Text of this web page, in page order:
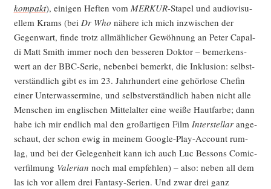
kom­pakt), eini­gen Hef­ten vom MERKUR-Sta­pel und audio­vi­su­
el­lem Krams (bei Dr Who nähe­re ich mich inzwi­schen der
Gegen­wart, fin­de trotz all­mäh­li­cher Gewöh­nung an Peter Capal­
di Matt Smith immer noch den bes­se­ren Dok­tor – bemer­kens­
wert an der BBC-Serie, neben­bei bemerkt, die Inklu­si­on: selbst­
ver­ständ­lich gibt es im 23. Jahr­hun­dert eine gehör­lo­se Che­fin
einer Unter­was­ser­mi­ne, und selbst­ver­ständ­lich haben nicht alle
Men­schen im eng­li­schen Mit­tel­al­ter eine wei­ße Haut­far­be; dann
habe ich mir end­lich mal den groß­ar­ti­gen Film Inter­stel­larange­
schaut, der schon ewig in mei­nem Goog­le-Play-Account rum­
lag, und bei der Gele­gen­heit kann ich auch Luc Bes­sons Comic­
ver­fil­mung Vale­ri­an noch mal emp­feh­len) – also: neben all dem
las ich vor allem drei Fan­ta­sy-Seri­en. Und zwar drei ganz